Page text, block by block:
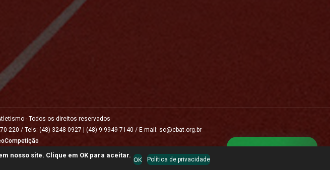
- Todos os direitos reservados
220 / Tels: (48) 3248 0927 | (48) 9 9949-7140 / E-mail: sc@cbat.org.br
nosso site. Clique em OK para aceitar.
OK Política de privacidade